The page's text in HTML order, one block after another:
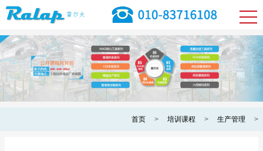
首页 > 培训课程 > 生产管理 >